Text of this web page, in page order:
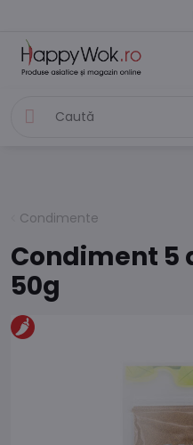
Condimente
Condiment 5
50g